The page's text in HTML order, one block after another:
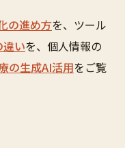
の進め方を、ツール
いを、個人情報の
の生成AI活用をご覧